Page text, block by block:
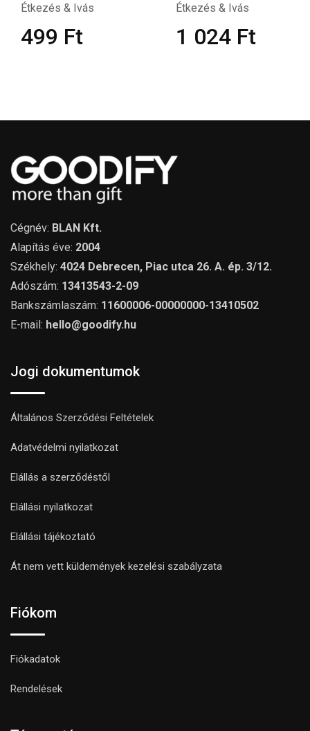
Étkezés & Ivás
499 Ft
Étkezés & Ivás
1 024 Ft
Cégnév: BLAN Kft.
Alapítás éve: 2004
Székhely: 4024 Debrecen, Piac utca 26. A. ép. 3/12.
Adószám: 13413543-2-09
Bankszámlaszám: 11600006-00000000-13410502
E-mail: hello@goodify.hu
Jogi dokumentumok
Általános Szerződési Feltételek
Adatvédelmi nyilatkozat
Elállás a szerződéstől
Elállási nyilatkozat
Elállási tájékoztató
Át nem vett küldemények kezelési szabályzata
Fiókom
Fiókadatok
Rendelések